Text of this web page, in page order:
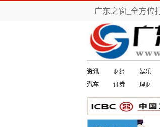
广东之窗_全方位
资讯 财经 娱乐
汽车
证券 理财